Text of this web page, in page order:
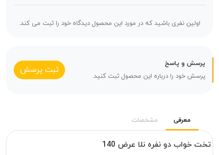
اولین نفری باشید که در مورد این محصول دیدگاه خود را ثبت می کند.
پرسش و پاسخ
پرسش خود را درباره این محصول ثبت کنید.
ثبت پرسش
معرفی مشخصات
تخت خواب دو نفره نلا عرض 140